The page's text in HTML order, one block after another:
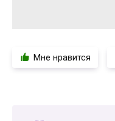
Мне нравится